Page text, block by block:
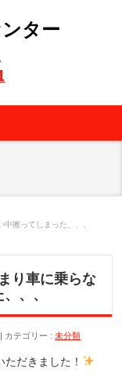
ター
擦ってしまった、、、
り車に乗らな
、、
カテゴリー :未分類
だきました！